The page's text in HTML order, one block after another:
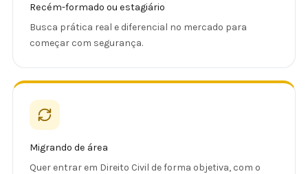
Recém-formado ou estagiário
Busca prática real e diferencial no mercado para
começar com segurança.
Migrando de área
Quer entrar em Direito Civil de forma objetiva, com o